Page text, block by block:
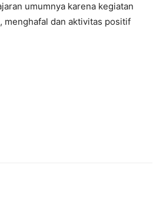
umumnya karena kegiatan
menghafal dan aktivitas positif